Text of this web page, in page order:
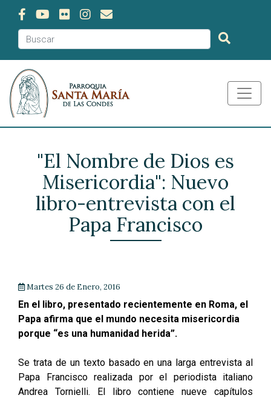
"El Nombre de Dios es
Misericordia": Nuevo
libro-entrevista con el
Papa Francisco
Martes 26 de Enero, 2016
En el libro, presentado recientemente en Roma, el
Papa afirma que el mundo necesita misericordia
porque “es una humanidad herida”.
Se trata de un texto basado en una larga entrevista al
Papa Francisco realizada por el periodista italiano
Andrea Tornielli. El libro contiene nueve capítulos